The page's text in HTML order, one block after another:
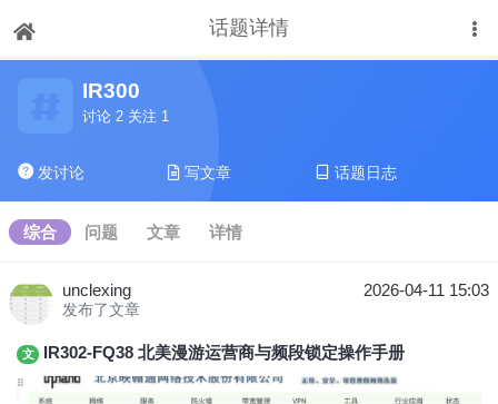
话题详情
下拉刷新
IR300
讨论 2 关注 1
发讨论 写文章 话题日志
综合 问题 文章 详情
unclexing
发布了文章
2026-04-11 15:03
文 IR302-FQ38 北美漫游运营商与频段锁定操作手册